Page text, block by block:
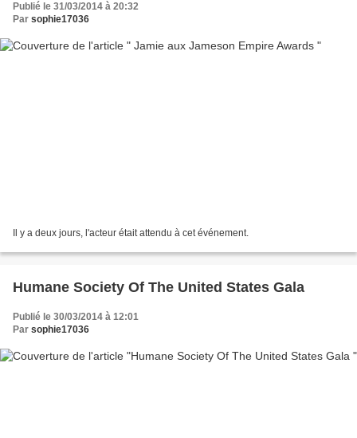
Publié le 31/03/2014 à 20:32
Par sophie17036
Il y a deux jours, l'acteur était attendu à cet événement.
Humane Society Of The United States Gala
Publié le 30/03/2014 à 12:01
Par sophie17036